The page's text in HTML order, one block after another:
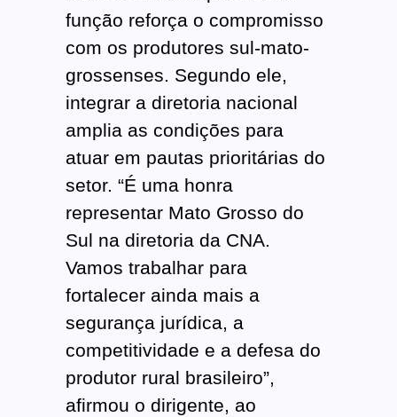
função reforça o compromisso
com os produtores sul-mato-
grossenses. Segundo ele,
integrar a diretoria nacional
amplia as condições para
atuar em pautas prioritárias do
setor. “É uma honra
representar Mato Grosso do
Sul na diretoria da CNA.
Vamos trabalhar para
fortalecer ainda mais a
segurança jurídica, a
competitividade e a defesa do
produtor rural brasileiro”,
afirmou o dirigente, ao